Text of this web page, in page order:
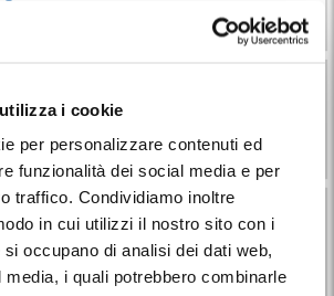
i cookie
per personalizzare contenuti ed
funzionalità dei social media e per
traffico. Condividiamo inoltre
in cui utilizzi il nostro sito con i
occupano di analisi dei dati web,
media, i quali potrebbero combinarle
Vai alla scheda
8.8
15 recensioni
or.rid.
Vai alla scheda
Majestic Garage
9.4
62 recensioni
or.rid.
Vai alla scheda